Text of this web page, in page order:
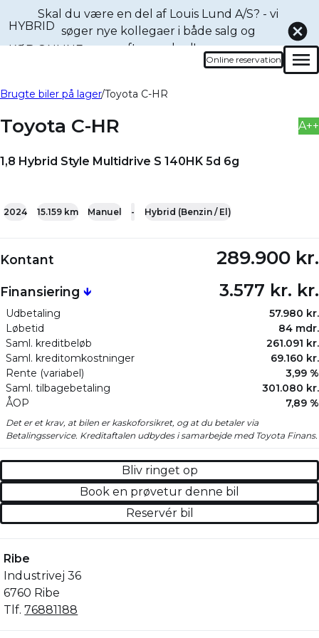
Skal du være en del af Louis Lund A/S? - vi
søger nye kollegaer i både salg og
eftermarked!
Online reservation
Bliv ringet op
Brugte biler på lager Toyota C-HR
Toyota C-HR
1,8 Hybrid Style Multidrive S 140HK 5d 6g
A++
HYBRID
KØB ONLINE
2024 15.159 km Manuel - Hybrid (Benzin / El)
Kontant 289.900 kr.
Finansiering 🡻 3.577 kr. kr.
Udbetaling
57.980 kr.
Løbetid
84 mdr.
Saml. kreditbeløb
261.091 kr.
Saml. kreditomkostninger
69.160 kr.
Rente (variabel)
3,99 %
Saml. tilbagebetaling
301.080 kr.
ÅOP
7,89 %
Det er et krav, at bilen er kaskoforsikret, og at du betaler via
Betalingsservice. Kreditaftalen udbydes i samarbejde med Toyota Finans.
Bliv ringet op
Book en prøvetur denne bil
Reservér bil
Ribe
Industrivej 36
6760 Ribe
Tlf.76881188